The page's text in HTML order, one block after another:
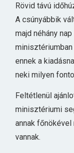
Rövid távú
A csúnyábbik
majd néhány
ennek a
neki milyen
Feltétlenül
minisztériumi
annak
vannak.